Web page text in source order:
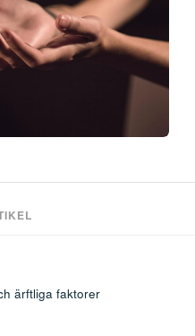
ärftliga faktorer